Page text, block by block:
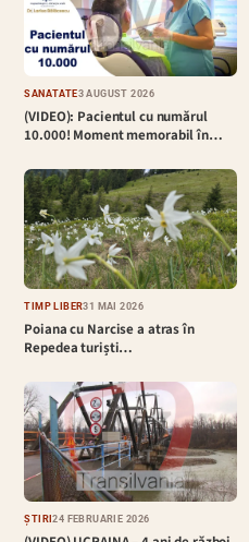
SĂNĂTATE3 AUGUST 2026
(VIDEO): Pacientul cu numărul
10.000! Moment memorabil în…
TIMP LIBER31 MAI 2026
Poiana cu Narcise a atras în
Repedea turiști…
ȘTIRI24 FEBRUARIE 2026